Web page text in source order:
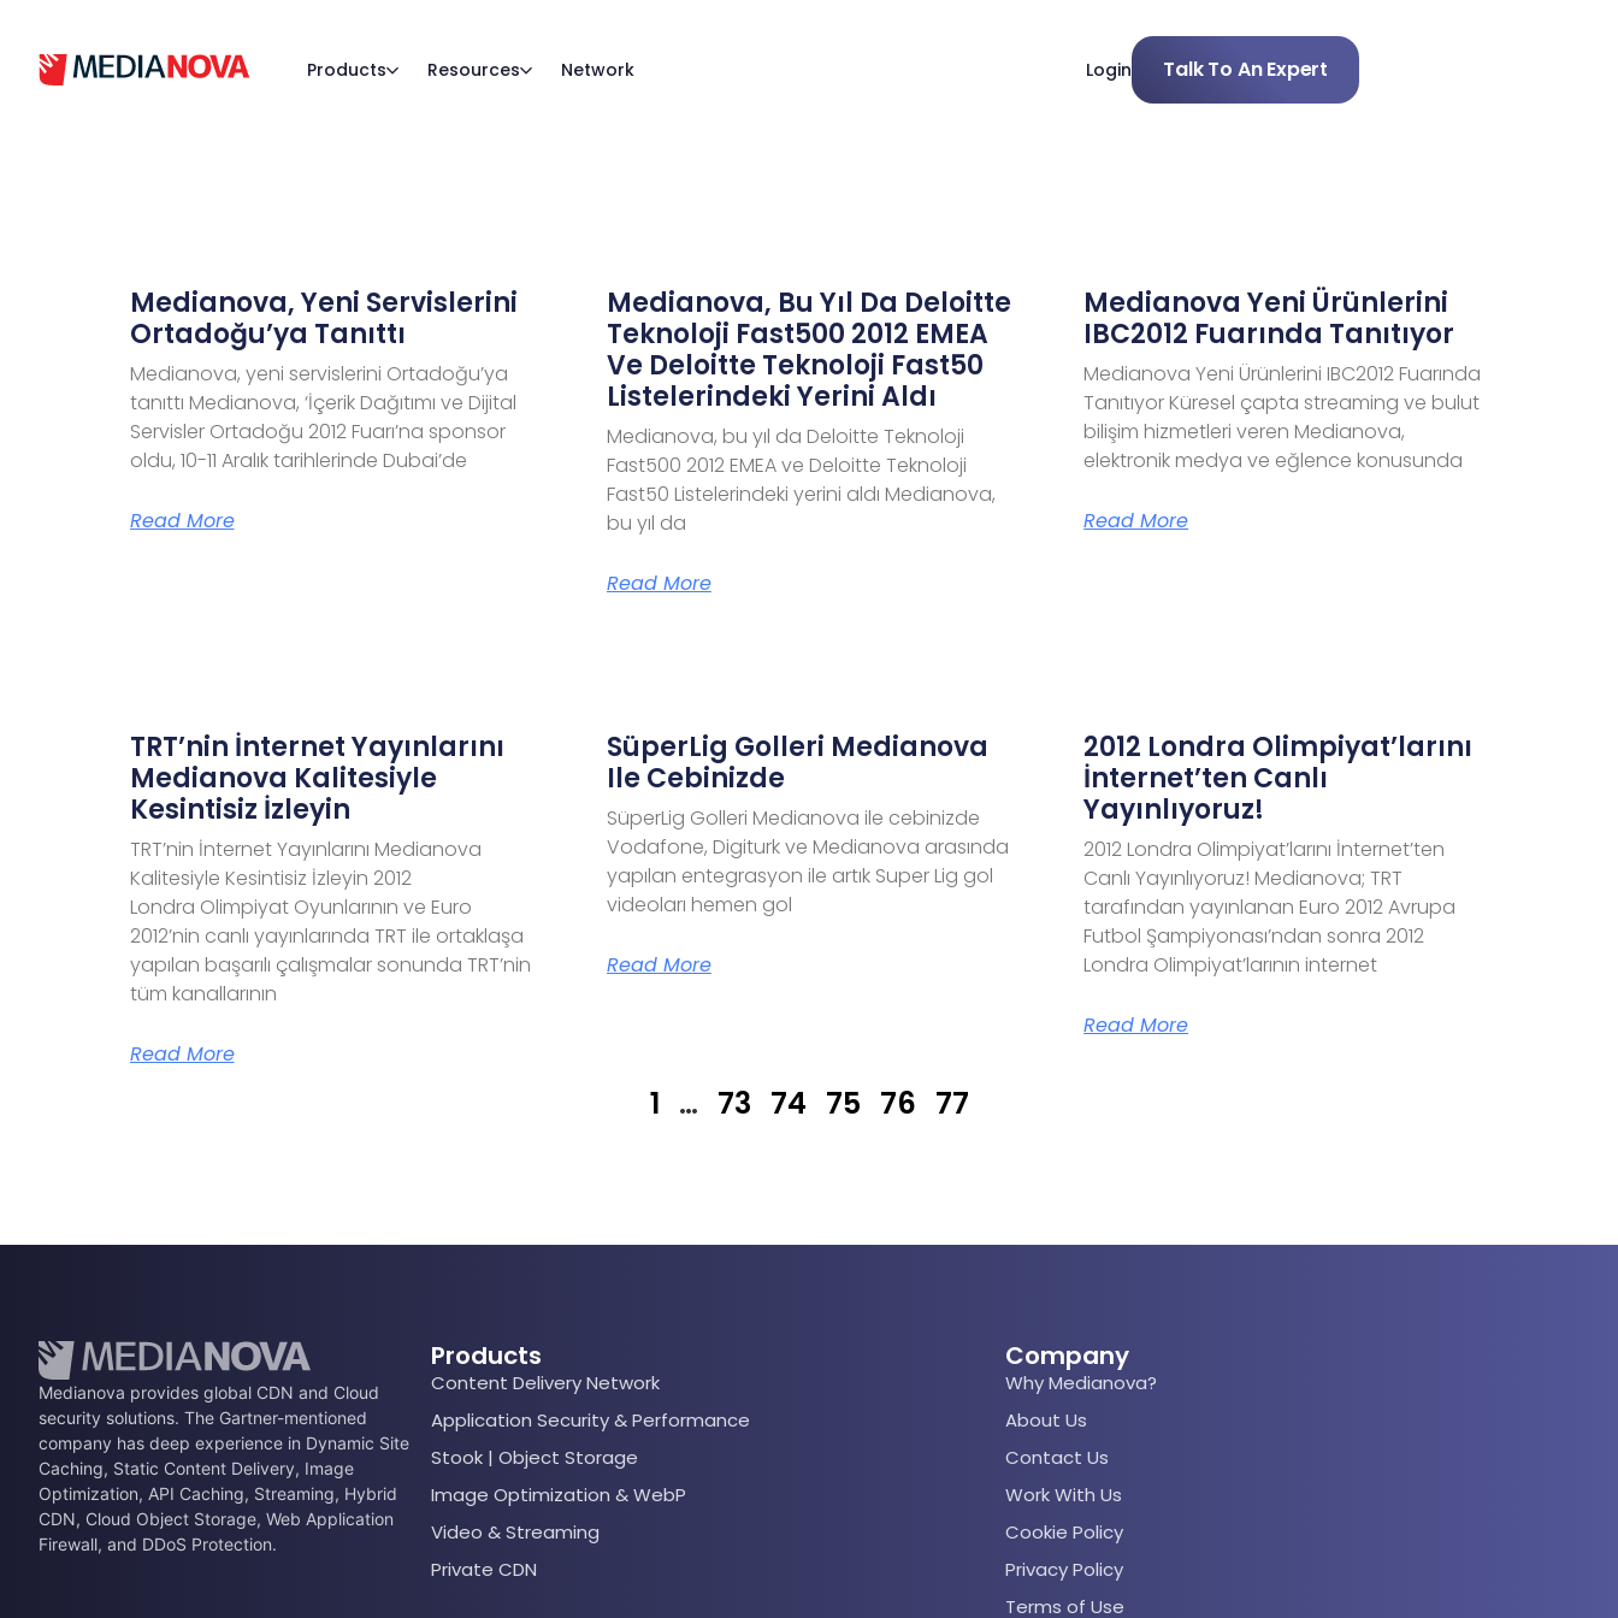
Products Resources Network Login Talk To An Expert
Medianova, Yeni Servislerini
Ortadoğu’ya Tanıttı
Medianova, yeni servislerini Ortadoğu’ya
tanıttı Medianova, ‘İçerik Dağıtımı ve Dijital
Servisler Ortadoğu 2012 Fuarı’na sponsor
oldu, 10-11 Aralık tarihlerinde Dubai’de
Read More
Medianova, Bu Yıl Da Deloitte
Teknoloji Fast500 2012 EMEA
Ve Deloitte Teknoloji Fast50
Listelerindeki Yerini Aldı
Medianova, bu yıl da Deloitte Teknoloji
Fast500 2012 EMEA ve Deloitte Teknoloji
Fast50 Listelerindeki yerini aldı Medianova,
bu yıl da
Read More
Medianova Yeni Ürünlerini
IBC2012 Fuarında Tanıtıyor
Medianova Yeni Ürünlerini IBC2012 Fuarında
Tanıtıyor Küresel çapta streaming ve bulut
bilişim hizmetleri veren Medianova,
elektronik medya ve eğlence konusunda
Read More
TRT’nin İnternet Yayınlarını
Medianova Kalitesiyle
Kesintisiz İzleyin
TRT’nin İnternet Yayınlarını Medianova
Kalitesiyle Kesintisiz İzleyin 2012
Londra Olimpiyat Oyunlarının ve Euro
2012’nin canlı yayınlarında TRT ile ortaklaşa
yapılan başarılı çalışmalar sonunda TRT’nin
tüm kanallarının
Read More
SüperLig Golleri Medianova
Ile Cebinizde
SüperLig Golleri Medianova ile cebinizde
Vodafone, Digiturk ve Medianova arasında
yapılan entegrasyon ile artık Super Lig gol
videoları hemen gol
Read More
2012 Londra Olimpiyat’larını
İnternet’ten Canlı
Yayınlıyoruz!
2012 Londra Olimpiyat’larını İnternet’ten
Canlı Yayınlıyoruz! Medianova; TRT
tarafından yayınlanan Euro 2012 Avrupa
Futbol Şampiyonası’ndan sonra 2012
Londra Olimpiyat’larının internet
Read More
1 … 73 74 75 76 77
Medianova provides global CDN and Cloud
security solutions. The Gartner-mentioned
company has deep experience in Dynamic Site
Caching, Static Content Delivery, Image
Optimization, API Caching, Streaming, Hybrid
CDN, Cloud Object Storage, Web Application
Firewall, and DDoS Protection.
Products
Content Delivery Network
Application Security & Performance
Stook | Object Storage
Image Optimization & WebP
Video & Streaming
Private CDN
Company
Why Medianova?
About Us
Contact Us
Work With Us
Cookie Policy
Privacy Policy
Terms of Use